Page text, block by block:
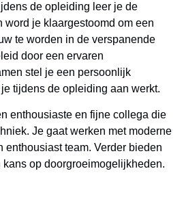
de opleiding leer je de
word je klaargestoomd om een
te worden in de verspanende
door een ervaren
stel je een persoonlijk
tijdens de opleiding aan werkt.
enthousiaste en fijne collega die
Je gaat werken met moderne
enthousiast team. Verder bieden
op doorgroeimogelijkheden.